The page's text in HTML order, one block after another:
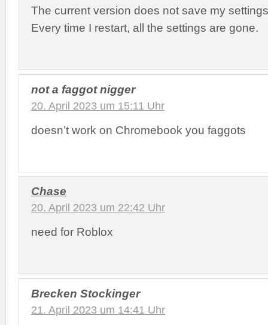
The current version does not save my
Every time I restart, all the settings are gone.
not a faggot nigger
20. April 2023 um 15:11 Uhr
doesn’t work on Chromebook you faggots
Chase
20. April 2023 um 22:42 Uhr
need for Roblox
Brecken Stockinger
21. April 2023 um 14:41 Uhr